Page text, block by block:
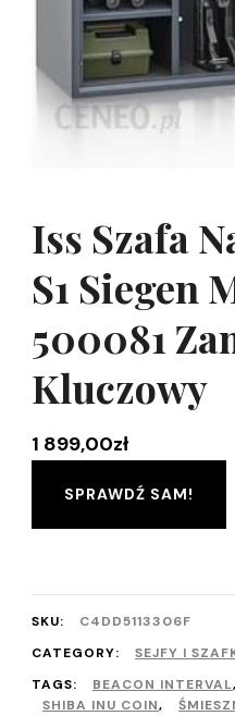
Iss Szafa
S1 Siegen
500081
Kluczowy
1 899,00zł
SPRAWDŹ SAM!
SKU:
C4DD5113306F
CATEGORY:
SEJFY I
TAGS:
BEACON INTERVAL,
SHIBA INU COIN,